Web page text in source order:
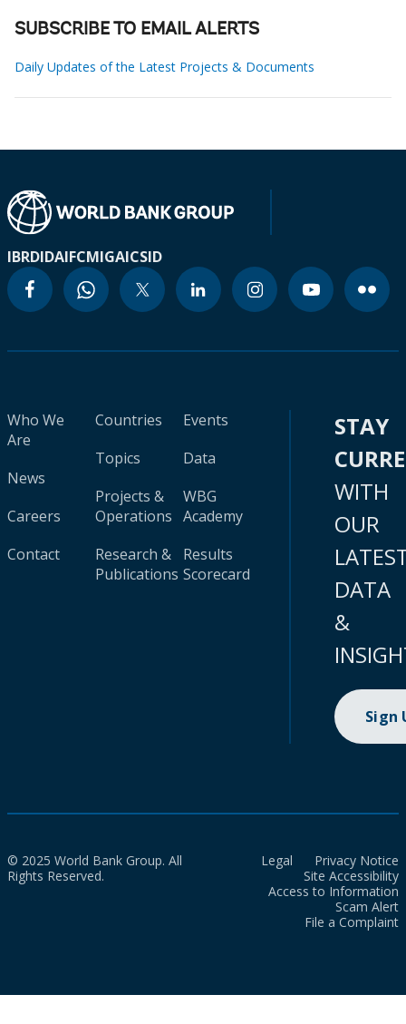
SUBSCRIBE TO EMAIL ALERTS
Daily Updates of the Latest Projects & Documents
IBRDIDAIFCMIGAICSID
Who We
Are
News
Careers
Contact
Countries
Topics
Projects &
Operations
Research &
Publications
Events
Data
WBG
Academy
Results
Scorecard
STAY
WITH
OUR
DATA
&
Sign
© 2025 World Bank Group. All
Rights Reserved.
Legal
Privacy Notice
Site Accessibility
Access to Information
Scam Alert
File a Complaint